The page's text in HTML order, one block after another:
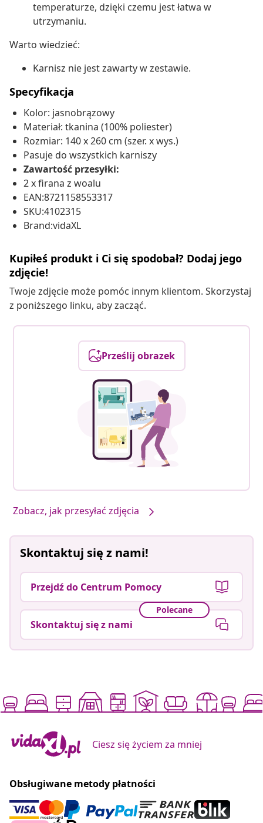
temperaturze, dzięki czemu jest łatwa w
utrzymaniu.
Warto wiedzieć:
Karnisz nie jest zawarty w zestawie.
Specyfikacja
Kolor: jasnobrązowy
Materiał: tkanina (100% poliester)
Rozmiar: 140 x 260 cm (szer. x wys.)
Pasuje do wszystkich karniszy
Zawartość przesyłki:
2 x firana z woalu
EAN:8721158553317
SKU:4102315
Brand:vidaXL
Kupiłeś produkt i Ci się spodobał? Dodaj jego
zdjęcie!
Twoje zdjęcie może pomóc innym klientom. Skorzystaj
z poniższego linku, aby zacząć.
Prześlij obrazek
Zobacz, jak przesyłać zdjęcia
Skontaktuj się z nami!
Przejdź do Centrum Pomocy
Polecane
Skontaktuj się z nami
Ciesz się życiem za mniej
Obsługiwane metody płatności